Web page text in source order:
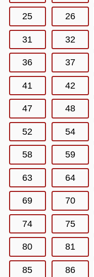
25 26
31 32
36 37
41 42
47 48
52 54
58 59
63 64
69 70
74 75
80 81
85 86